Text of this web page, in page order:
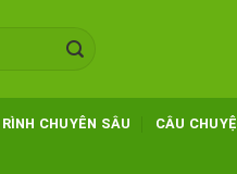
CHUYÊN SÂU CÂU